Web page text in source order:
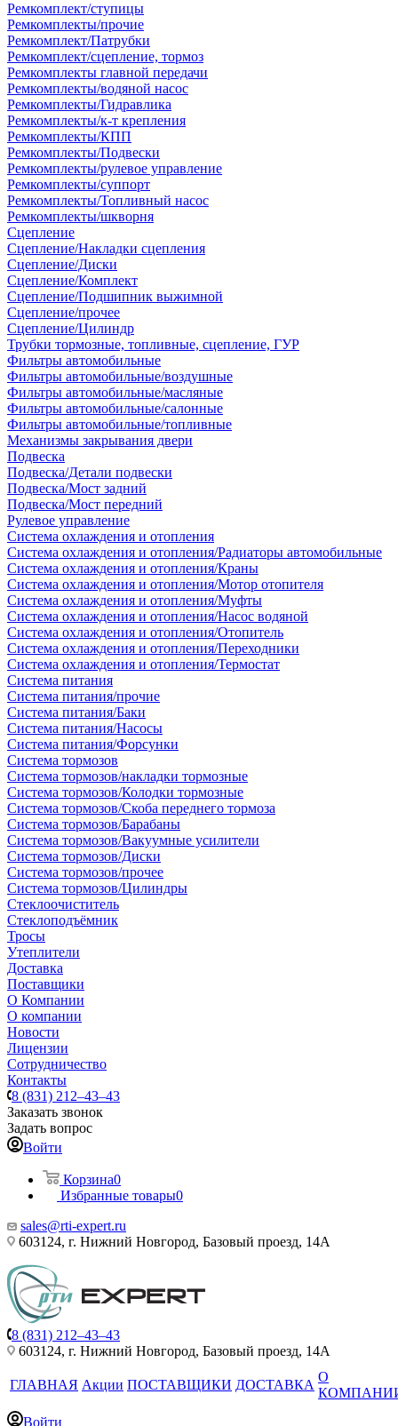
Ремкомплект/ступицы
Ремкомплекты/прочие
Ремкомплект/Патрубки
Ремкомплект/сцепление, тормоз
Ремкомплекты главной передачи
Ремкомплекты/водяной насос
Ремкомплекты/Гидравлика
Ремкомплекты/к-т крепления
Ремкомплекты/КПП
Ремкомплекты/Подвески
Ремкомплекты/рулевое управление
Ремкомплекты/суппорт
Ремкомплекты/Топливный насос
Ремкомплекты/шкворня
Сцепление
Сцепление/Накладки сцепления
Сцепление/Диски
Сцепление/Комплект
Сцепление/Подшипник выжимной
Сцепление/прочее
Сцепление/Цилиндр
Трубки тормозные, топливные, сцепление, ГУР
Фильтры автомобильные
Фильтры автомобильные/воздушные
Фильтры автомобильные/масляные
Фильтры автомобильные/салонные
Фильтры автомобильные/топливные
Механизмы закрывания двери
Подвеска
Подвеска/Детали подвески
Подвеска/Мост задний
Подвеска/Мост передний
Рулевое управление
Система охлаждения и отопления
Система охлаждения и отопления/Радиаторы автомобильные
Система охлаждения и отопления/Краны
Система охлаждения и отопления/Мотор отопителя
Система охлаждения и отопления/Муфты
Система охлаждения и отопления/Насос водяной
Система охлаждения и отопления/Отопитель
Система охлаждения и отопления/Переходники
Система охлаждения и отопления/Термостат
Система питания
Система питания/прочие
Система питания/Баки
Система питания/Насосы
Система питания/Форсунки
Система тормозов
Система тормозов/накладки тормозные
Система тормозов/Колодки тормозные
Система тормозов/Скоба переднего тормоза
Система тормозов/Барабаны
Система тормозов/Вакуумные усилители
Система тормозов/Диски
Система тормозов/прочее
Система тормозов/Цилиндры
Стеклоочиститель
Стеклоподъёмник
Тросы
Утеплители
Доставка
Поставщики
О Компании
О компании
Новости
Лицензии
Сотрудничество
Контакты
8 (831) 212–43–43
Заказать звонок
Задать вопрос
Войти
Корзина0
Избранные товары0
sales@rti-expert.ru
603124, г. Нижний Новгород, Базовый проезд, 14А
8 (831) 212–43–43
603124, г. Нижний Новгород, Базовый проезд, 14А
ГЛАВНАЯ Акции ПОСТАВЩИКИ ДОСТАВКА
О
Войти